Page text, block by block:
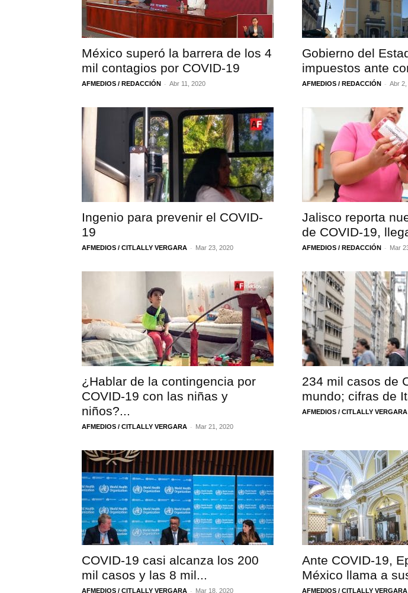
México superó la barrera de los 4
mil contagios por COVID-19
AFMEDIOS / REDACCIÓN - Abr 11, 2020
Gobierno del
impuestos ante
AFMEDIOS / REDACCIÓN - Abr 2,
Ingenio para prevenir el COVID-
19
AFMEDIOS / CITLALLY VERGARA - Mar 23, 2020
Jalisco reporta
de COVID-19,
AFMEDIOS / REDACCIÓN - Mar
¿Hablar de la contingencia por
COVID-19 con las niñas y
niños?...
AFMEDIOS / CITLALLY VERGARA - Mar 21, 2020
234 mil casos de
mundo; cifras de
AFMEDIOS / CITLALLY VERGARA
COVID-19 casi alcanza los 200
mil casos y las 8 mil...
AFMEDIOS / CITLALLY VERGARA - Mar 18, 2020
Ante COVID-19,
México llama a
AFMEDIOS / CITLALLY VERGARA